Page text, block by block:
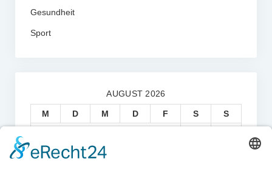
Gesundheit
Sport
AUGUST 2026
M D M D F S
S
3
4 5